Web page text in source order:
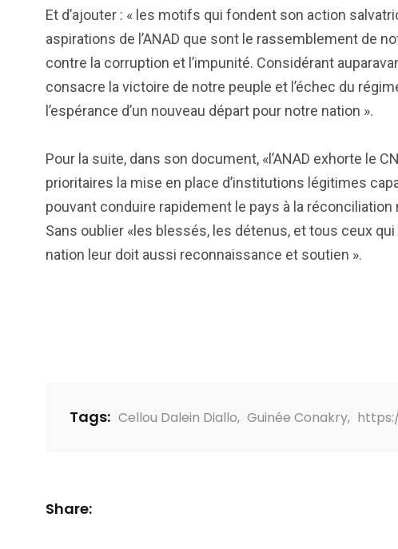
Et d’ajouter : « les motifs qui fondent son action
aspirations de l’ANAD que sont le rassemblement de
contre la corruption et l’impunité. Considérant
consacre la victoire de notre peuple et l’échec du
l’espérance d’un nouveau départ pour notre nation ».
Pour la suite, dans son document, «l’ANAD exhorte le
prioritaires la mise en place d’institutions légitimes
pouvant conduire rapidement le pays à la réconciliation
Sans oublier «les blessés, les détenus, et tous ceux
nation leur doit aussi reconnaissance et soutien ».
Tags: Cellou Dalein Diallo, Guinée Conakry,
Share: